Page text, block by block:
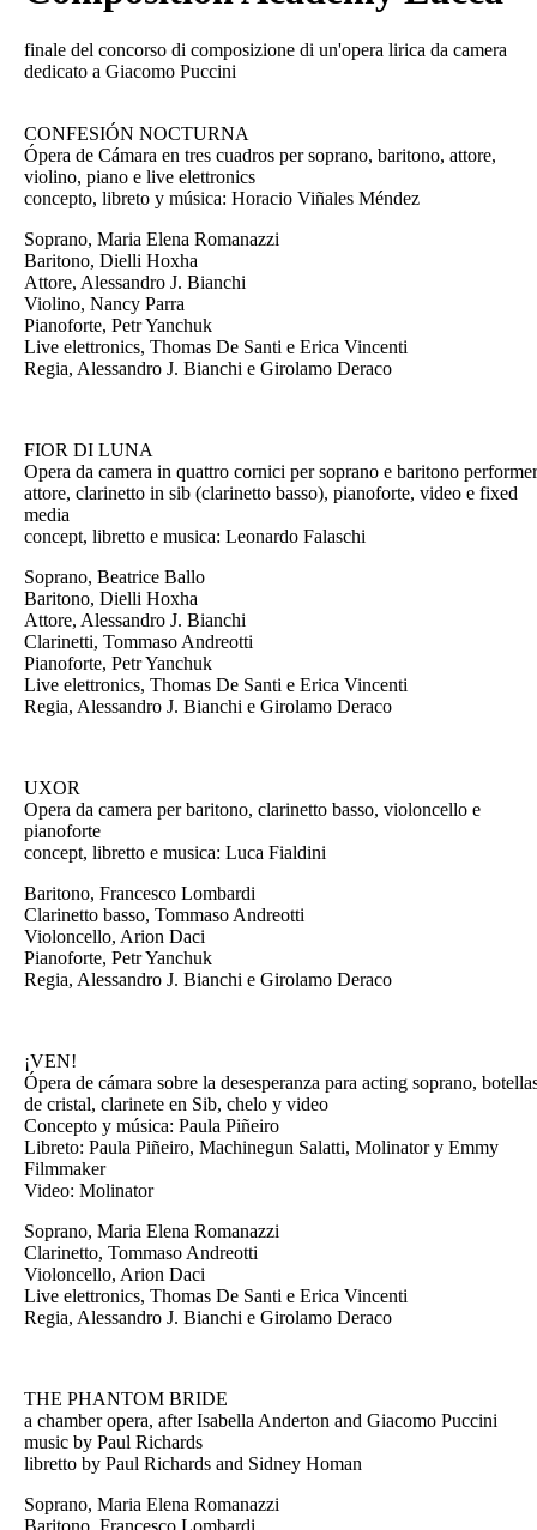
finale del concorso di composizione di un'opera lirica da camera
dedicato a Giacomo Puccini
CONFESIÓN NOCTURNA
Ópera de Cámara en tres cuadros per soprano, baritono, attore,
violino, piano e live elettronics
concepto, libreto y música: Horacio Viñales Méndez
Soprano, Maria Elena Romanazzi
Baritono, Dielli Hoxha
Attore, Alessandro J. Bianchi
Violino, Nancy Parra
Pianoforte, Petr Yanchuk
Live elettronics, Thomas De Santi e Erica Vincenti
Regia, Alessandro J. Bianchi e Girolamo Deraco
FIOR DI LUNA
Opera da camera in quattro cornici per soprano e baritono
attore, clarinetto in sib (clarinetto basso), pianoforte, video e fixed
media
concept, libretto e musica: Leonardo Falaschi
Soprano, Beatrice Ballo
Baritono, Dielli Hoxha
Attore, Alessandro J. Bianchi
Clarinetti, Tommaso Andreotti
Pianoforte, Petr Yanchuk
Live elettronics, Thomas De Santi e Erica Vincenti
Regia, Alessandro J. Bianchi e Girolamo Deraco
UXOR
Opera da camera per baritono, clarinetto basso, violoncello e
pianoforte
concept, libretto e musica: Luca Fialdini
Baritono, Francesco Lombardi
Clarinetto basso, Tommaso Andreotti
Violoncello, Arion Daci
Pianoforte, Petr Yanchuk
Regia, Alessandro J. Bianchi e Girolamo Deraco
¡VEN!
Ópera de cámara sobre la desesperanza para acting soprano,
de cristal, clarinete en Sib, chelo y video
Concepto y música: Paula Piñeiro
Libreto: Paula Piñeiro, Machinegun Salatti, Molinator y Emmy
Filmmaker
Video: Molinator
Soprano, Maria Elena Romanazzi
Clarinetto, Tommaso Andreotti
Violoncello, Arion Daci
Live elettronics, Thomas De Santi e Erica Vincenti
Regia, Alessandro J. Bianchi e Girolamo Deraco
THE PHANTOM BRIDE
a chamber opera, after Isabella Anderton and Giacomo Puccini
music by Paul Richards
libretto by Paul Richards and Sidney Homan
Soprano, Maria Elena Romanazzi
Baritono, Francesco Lombardi